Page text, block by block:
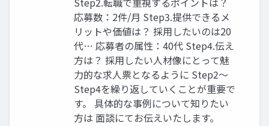
応募数：2件/⽉ Step3.提供できるメ
リットや価値は？ 採⽤したいのは20
代… 応募者の属性：40代 Step4.伝え
⽅は？ 採⽤したい⼈材像にとって魅
⼒的な求⼈票となるように Step2〜
Step4を繰り返していくことが重要で
す。 具体的な事例について知りたい
⽅は ⾯談にてお伝えいたします。